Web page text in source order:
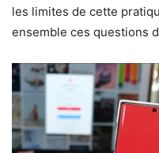
les limites de cette
ensemble ces questions